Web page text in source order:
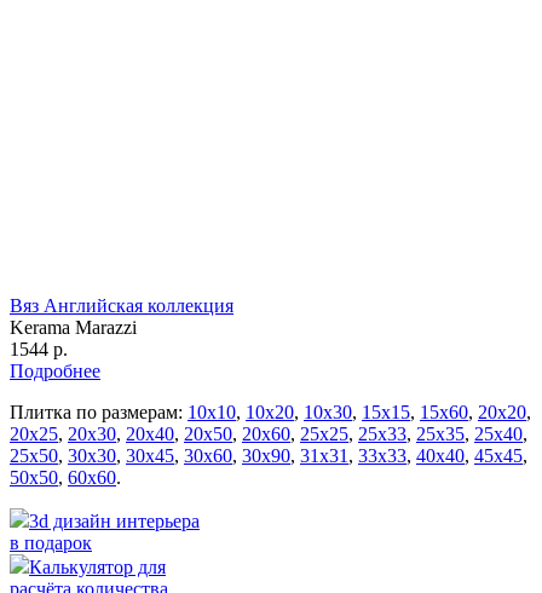
Вяз Английская коллекция
Kerama Marazzi
1544 р.
Подробнее
Плитка по размерам: 10х10, 10х20, 10х30, 15х15, 15х60, 20х20,
20х25, 20х30, 20х40, 20х50, 20х60, 25х25, 25х33, 25х35, 25х40,
25х50, 30х30, 30х45, 30х60, 30х90, 31х31 , 33х33, 40х40, 45х45,
50х50, 60х60.
3d дизайн интерьера
в подарок
Калькулятор для
расчёта количества